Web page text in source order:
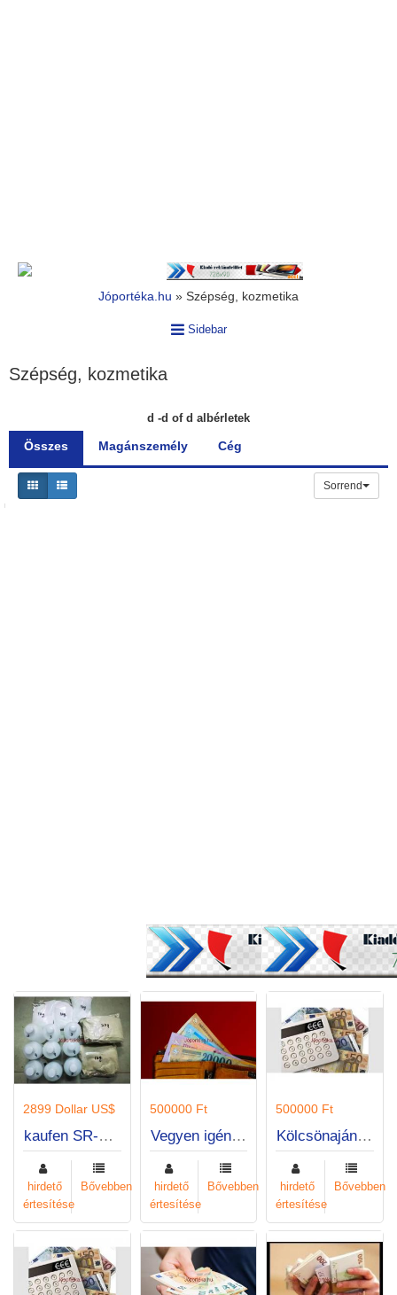
Jóportéka.hu » Szépség, kozmetika
Sidebar
Szépség, kozmetika
d -d of d albérletek
Összes Magánszemély Cég
Sorrend
2899 Dollar US$
kaufen SR-17018 ,Spirobrorphin, Cychlorphin, Protonitazepin , kaufen Cychlorphin, Protonitazepin,
hirdető
értesítése
Bővebben
500000 Ft
Vegyen igénybe személyi kölcsönt, és vegye át az irányítást pénzügyei felett!
hirdető
értesítése
Bővebben
500000 Ft
Kölcsönajánlat, különösen komoly
hirdető
értesítése
Bővebben